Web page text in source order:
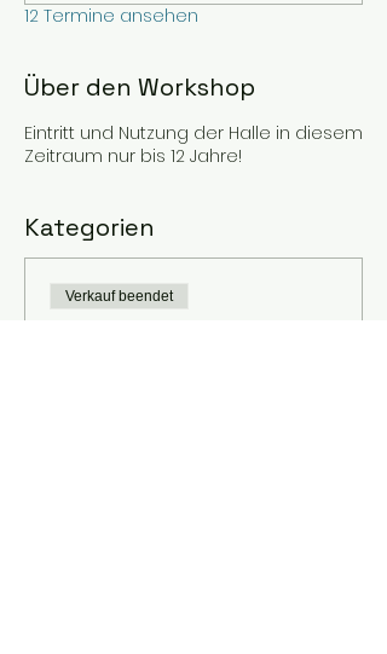
12 Termine ansehen
Über den Workshop
Eintritt und Nutzung der Halle in diesem
Zeitraum nur bis 12 Jahre!
Kategorien
Verkauf beendet